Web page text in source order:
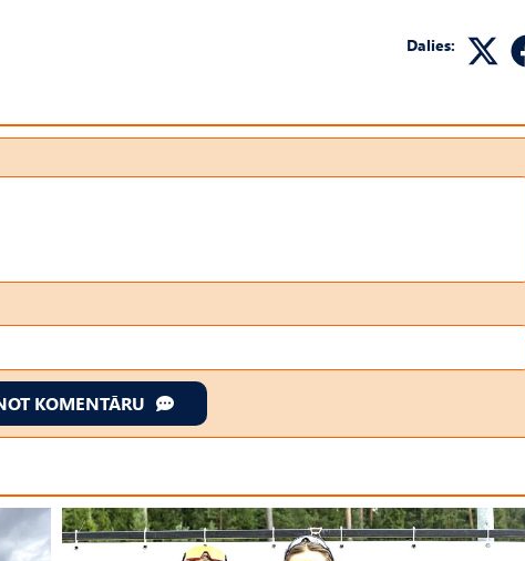
Dalies:
KOMENTĀRU